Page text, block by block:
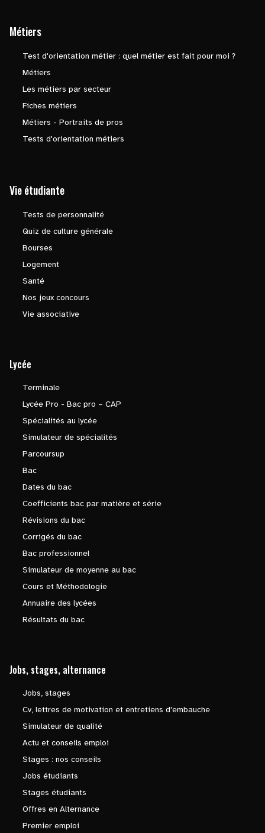
Métiers
Test d'orientation métier : quel métier est fait pour moi ?
Métiers
Les métiers par secteur
Fiches métiers
Métiers - Portraits de pros
Tests d'orientation métiers
Vie étudiante
Tests de personnalité
Quiz de culture générale
Bourses
Logement
Santé
Nos jeux concours
Vie associative
Lycée
Terminale
Lycée Pro - Bac pro – CAP
Spécialités au lycée
Simulateur de spécialités
Parcoursup
Bac
Dates du bac
Coefficients bac par matière et série
Révisions du bac
Corrigés du bac
Bac professionnel
Simulateur de moyenne au bac
Cours et Méthodologie
Annuaire des lycées
Résultats du bac
Jobs, stages, alternance
Jobs, stages
Cv, lettres de motivation et entretiens d'embauche
Simulateur de qualité
Actu et conseils emploi
Stages : nos conseils
Jobs étudiants
Stages étudiants
Offres en Alternance
Premier emploi